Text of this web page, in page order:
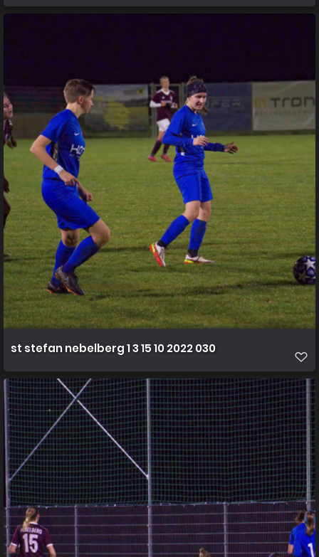
st stefan nebelberg 1 3 15 10 2022 030